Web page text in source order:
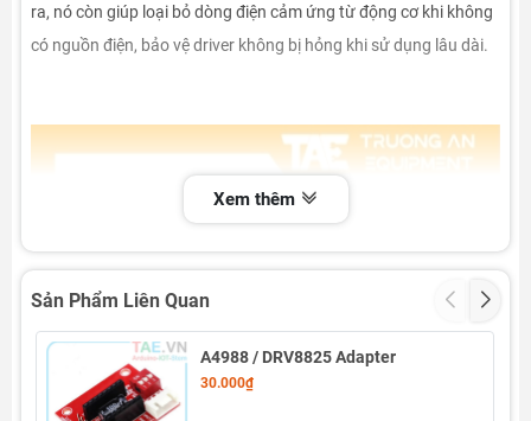
ra, nó còn giúp loại bỏ dòng điện cảm ứng từ động cơ khi không
có nguồn điện, bảo vệ driver không bị hỏng khi sử dụng lâu dài.
Xem thêm
Sản Phẩm Liên Quan
A4988 / DRV8825 Adapter
30.000₫